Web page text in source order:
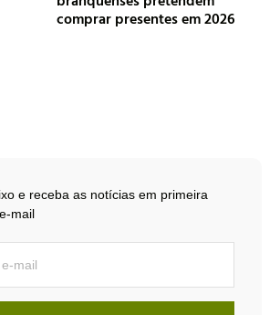
comprar presentes em 2026
e receba as notícias em primeira
mail